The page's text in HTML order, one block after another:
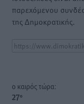
παρεχόμενου
της Δημοκρατικής.
o καιρός τώρα:
27°